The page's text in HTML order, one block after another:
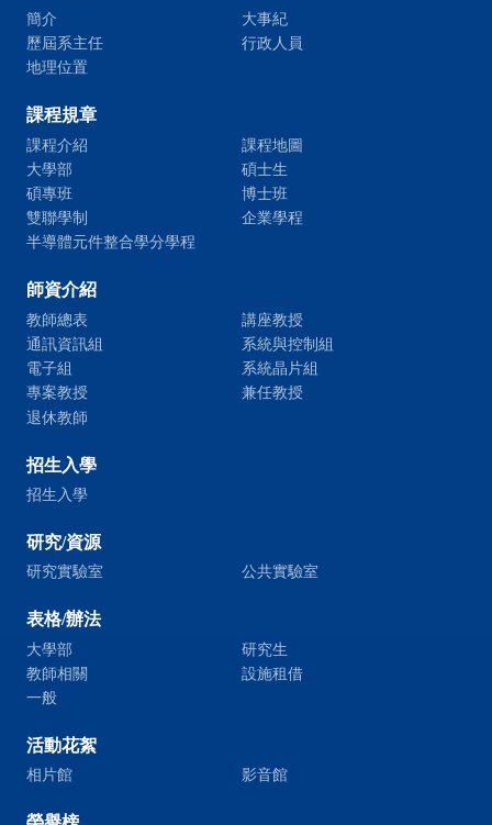
簡介
大事紀
歷屆系主任
行政人員
地理位置
課程規章
課程介紹
課程地圖
大學部
碩士生
碩專班
博士班
雙聯學制
企業學程
半導體元件整合學分學程
師資介紹
教師總表
講座教授
通訊資訊組
系統與控制組
電子組
系統晶片組
專案教授
兼任教授
退休教師
招生入學
招生入學
研究/資源
研究實驗室 公共實驗室
表格/辦法
大學部
研究生
教師相關
設施租借
一般
活動花絮
相片館 影音館